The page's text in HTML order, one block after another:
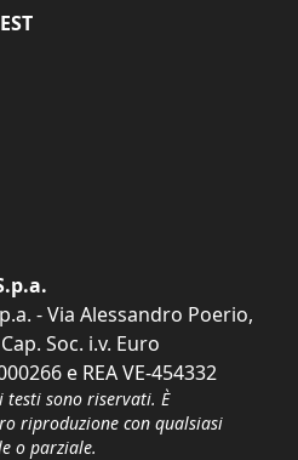
- Via Alessandro Poerio,
Soc. i.v. Euro
e REA VE-454332
sono riservati. È
riproduzione con qualsiasi
o parziale.